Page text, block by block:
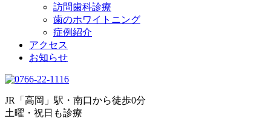
訪問歯科診療
歯のホワイトニング
症例紹介
アクセス
お知らせ
JR「高岡」駅・南口から徒歩0分
土曜・祝日も診療